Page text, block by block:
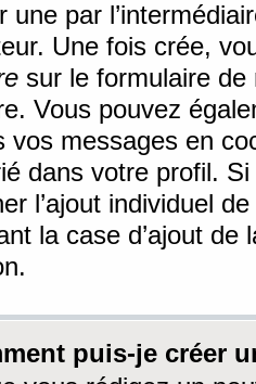
une par
Une fois crée,
sur le formulaire de
Vous pouvez
vos messages en
dans votre profil.
l’ajout individuel
la case d’ajout
puis-je créer